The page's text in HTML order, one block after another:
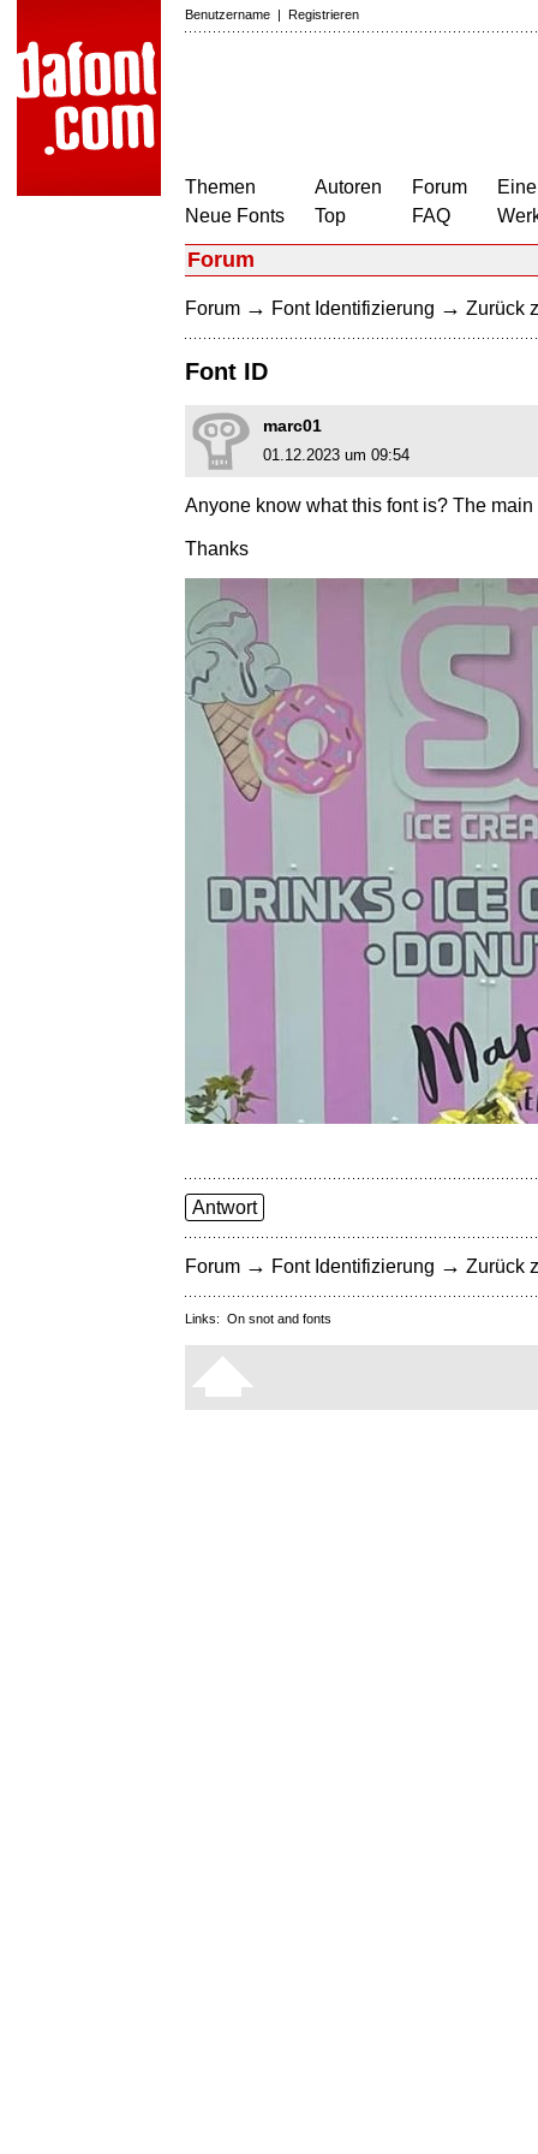
Benutzername | Registrieren
Themen
Neue Fonts
Autoren
Top
Forum
FAQ
Forum
Forum → Font Identifizierung → Zurück
Font ID
marc01
01.12.2023 um 09:54
Anyone know what this font is? The
Thanks
Antwort
Forum → Font Identifizierung → Zurück
Links: On snot and fonts